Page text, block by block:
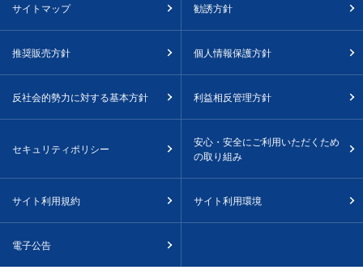
サイトマップ 勧誘方針
推奨販売方針 個人情報保護方針
反社会的勢力に対する基本方針 利益相反管理方針
セキュリティポリシー
安心・安全にご利用いただくため
の取り組み
サイト利用規約 サイト利用環境
電子公告